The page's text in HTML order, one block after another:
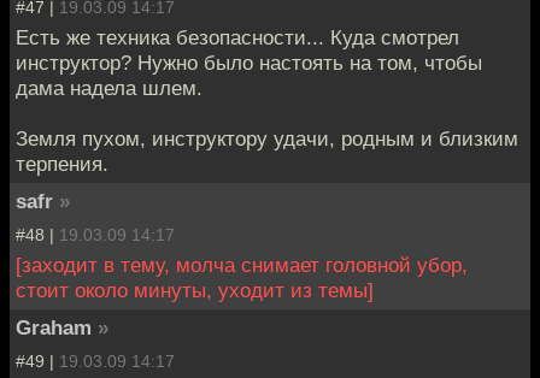
#47 | 19.03.09 14:17
Есть же техника безопасности... Куда смотрел
инструктор? Нужно было настоять на том, чтобы
дама надела шлем.
Земля пухом, инструктору удачи, родным и близким
терпения.
safr »
#48 | 19.03.09 14:17
[заходит в тему, молча снимает головной убор,
стоит около минуты, уходит из темы]
Graham »
#49 | 19.03.09 14:17